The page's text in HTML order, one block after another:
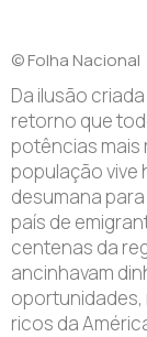
© Folha Nacional
Da ilusão
retorno que
potências mais
população vive
desumana
país de
centenas da
ancinhavam
oportunidades,
ricos da